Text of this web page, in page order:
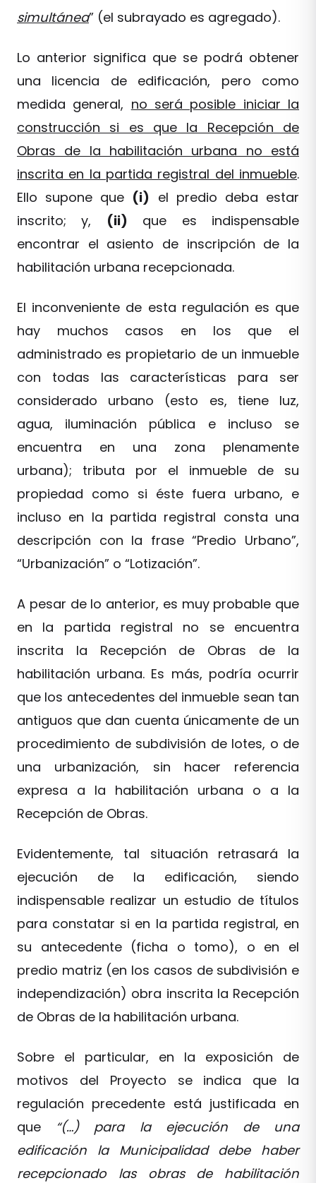
simultánea” (el subrayado es agregado).
Lo anterior significa que se podrá obtener
una licencia de edificación, pero como
medida general, no será posible iniciar la
construcción si es que la Recepción de
Obras de la habilitación urbana no está
inscrita en la partida registral del inmueble.
Ello supone que (i) el predio deba estar
inscrito; y, (ii) que es indispensable
encontrar el asiento de inscripción de la
habilitación urbana recepcionada.
El inconveniente de esta regulación es que
hay muchos casos en los que el
administrado es propietario de un inmueble
con todas las características para ser
considerado urbano (esto es, tiene luz,
agua, iluminación pública e incluso se
encuentra en una zona plenamente
urbana); tributa por el inmueble de su
propiedad como si éste fuera urbano, e
incluso en la partida registral consta una
descripción con la frase “Predio Urbano”,
“Urbanización” o “Lotización”.
A pesar de lo anterior, es muy probable que
en la partida registral no se encuentra
inscrita la Recepción de Obras de la
habilitación urbana. Es más, podría ocurrir
que los antecedentes del inmueble sean tan
antiguos que dan cuenta únicamente de un
procedimiento de subdivisión de lotes, o de
una urbanización, sin hacer referencia
expresa a la habilitación urbana o a la
Recepción de Obras.
Evidentemente, tal situación retrasará la
ejecución de la edificación, siendo
indispensable realizar un estudio de títulos
para constatar si en la partida registral, en
su antecedente (ficha o tomo), o en el
predio matriz (en los casos de subdivisión e
independización) obra inscrita la Recepción
de Obras de la habilitación urbana.
Sobre el particular, en la exposición de
motivos del Proyecto se indica que la
regulación precedente está justificada en
que “(…) para la ejecución de una
edificación la Municipalidad debe haber
recepcionado las obras de habilitación